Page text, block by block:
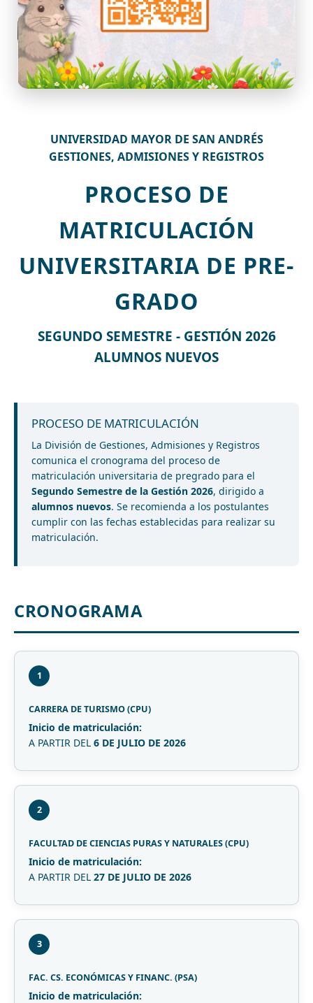
UNIVERSIDAD MAYOR DE SAN ANDRÉS
GESTIONES, ADMISIONES Y REGISTROS
PROCESO DE
MATRICULACIÓN
UNIVERSITARIA DE PRE-
GRADO
SEGUNDO SEMESTRE - GESTIÓN 2026
ALUMNOS NUEVOS
PROCESO DE MATRICULACIÓN
La División de Gestiones, Admisiones y Registros
comunica el cronograma del proceso de
matriculación universitaria de pregrado para el
Segundo Semestre de la Gestión 2026, dirigido a
alumnos nuevos. Se recomienda a los postulantes
cumplir con las fechas establecidas para realizar su
matriculación.
CRONOGRAMA
1
CARRERA DE TURISMO (CPU)
Inicio de matriculación:
A PARTIR DEL 6 DE JULIO DE 2026
2
FACULTAD DE CIENCIAS PURAS Y NATURALES (CPU)
Inicio de matriculación:
A PARTIR DEL 27 DE JULIO DE 2026
3
FAC. CS. ECONÓMICAS Y FINANC. (PSA)
Inicio de matriculación: